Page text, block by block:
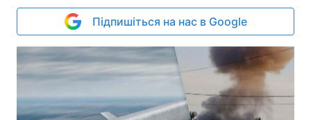
Підпишіться на нас в Google